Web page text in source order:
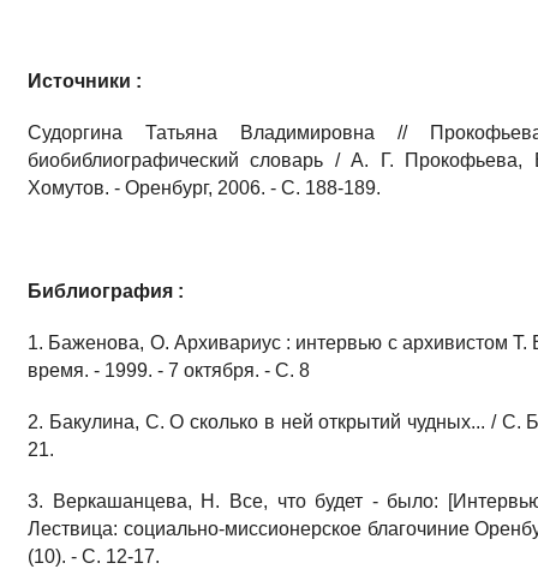
Источники :
Судоргина Татьяна Владимировна //
биобиблиографический словарь / А. Г.
Хомутов. - Оренбург, 2006. - С. 188-189.
Библиография :
1. Баженова, О. Архивариус : интервью с архивистом
время. - 1999. - 7 октября. - С. 8
2. Бакулина, С. О сколько в ней открытий чудных... /
21.
3. Веркашанцева, Н. Все, что будет - было:
Лествица: социально-миссионерское благочиние
(10). - С. 12-17.